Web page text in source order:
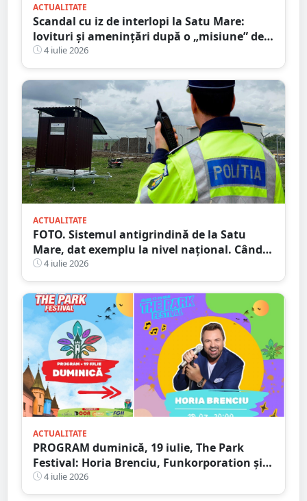
ACTUALITATE
Scandal cu iz de interlopi la Satu Mare:
lovituri și amenințări după o „misiune” de
recuperare a iubitei
4 iulie 2026
ACTUALITATE
FOTO. Sistemul antigrindină de la Satu
Mare, dat exemplu la nivel național. Când
ar putea fi dat în folosință
4 iulie 2026
ACTUALITATE
PROGRAM duminică, 19 iulie, The Park
Festival: Horia Brenciu, Funkorporation și
Neoton Família, dar și zeci de activități
pentru toate vârstele
4 iulie 2026